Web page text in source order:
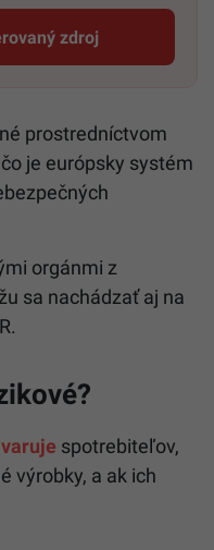
zdroj
odkaz sa otvorí v
prostredníctvom
je európsky systém
orgánmi z
sa nachádzať aj na
varuje spotrebiteľov,
výrobky, a ak ich